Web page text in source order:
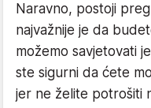
Naravno, postoji
najvažnije je da
možemo savjetovati
ste sigurni da ćete
jer ne želite potrošiti